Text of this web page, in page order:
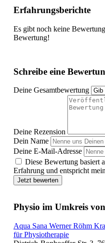
Erfahrungsberichte
Es gibt noch keine
Bewertung!
Schreibe eine
Deine Gesamtbewertung
Deine Rezension
Dein Name
Deine E-Mail-Adresse
Diese Bewertung basiert
Erfahrung und entspricht
Jetzt bewerten
Physio im Umkreis
Aqua Sana Werner Röhm
für Physiotherapie